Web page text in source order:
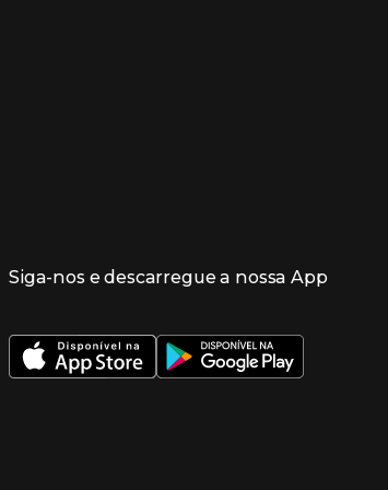
Siga-nos e descarregue a nossa App